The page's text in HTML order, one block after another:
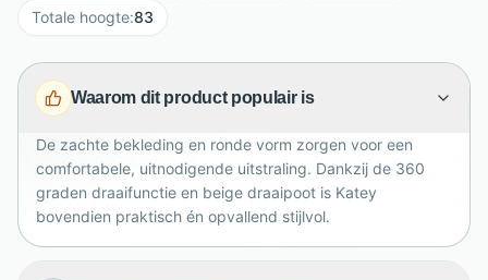
van 56 cm, diepte van 64 cm en hoogte van 83 cm
Combineer deze draaibare eetkamerstoel met warme
houttinten, rustige naturelkleuren of andere Katey-
comfort en design perfect samenkomen tijdens ieder
gezellig diner.
Totale hoogte:83
Waarom dit product populair is
De zachte bekleding en ronde vorm zorgen voor een
comfortabele, uitnodigende uitstraling. Dankzij de 360
graden draaifunctie en beige draaipoot is Katey
bovendien praktisch én opvallend stijlvol.